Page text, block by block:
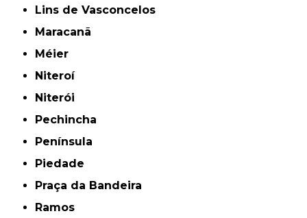
Lins de Vasconcelos
Maracanã
Méier
Niteroí
Niterói
Pechincha
Península
Piedade
Praça da Bandeira
Ramos